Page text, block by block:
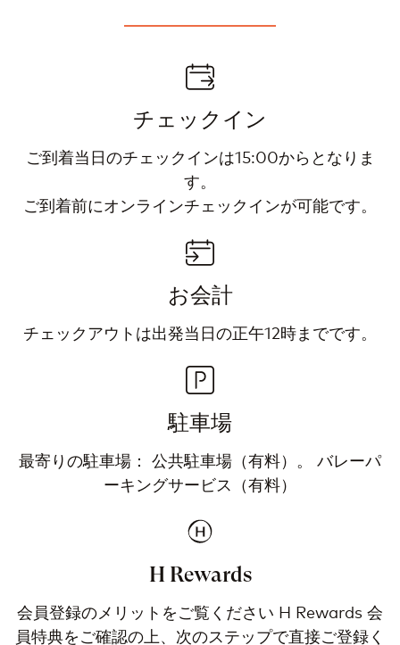
チェックイン
ご到着当日のチェックインは15:00からとなりま
す。
ご到着前にオンラインチェックインが可能です。
お会計
チェックアウトは出発当日の正午12時までです。
駐車場
最寄りの駐車場： 公共駐車場（有料）。 バレーパ
ーキングサービス（有料）
H Rewards
会員登録のメリットをご覧ください H Rewards 会
員特典をご確認の上、次のステップで直接ご登録く